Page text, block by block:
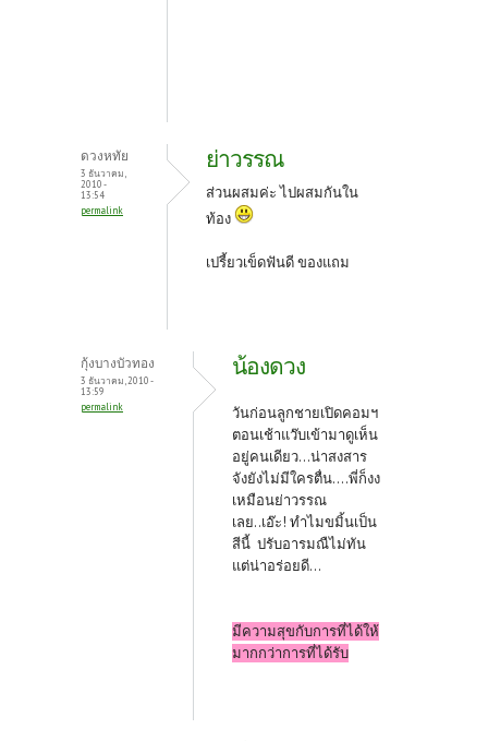
ดวงหทัย
3 ธันวาคม,
2010 -
13:54
permalink
ย่าวรรณ
ส่วนผสมค่ะ ไปผสมกันใน
ท้อง
เปรี้ยวเข็ดฟันดี ของแถม
กุ้งบางบัวทอง
3 ธันวาคม, 2010 -
13:59
permalink
น้องดวง
วันก่อนลูกชายเปิดคอมฯ
ตอนเช้าแว๊บเข้ามาดูเห็น
อยู่คนเดียว...น่าสงสาร
จังยังไม่มีใครตื่น....พี่ก็งง
เหมือนย่าวรรณ
เลย..เอ๊ะ! ทำไมขมิ้นเป็น
สีนี้ ปรับอารมณืไม่ทัน
แต่น่าอร่อยดี...
มีความสุขกับการที่ได้ให้
มากกว่าการที่ได้รับ